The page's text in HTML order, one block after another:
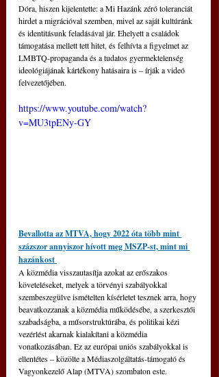
Dóra, hiszen kijelentette: a Mi Hazánk zéró toleranciát
hirdet a migrációval szemben, mivel az saját kultúránk
és identitásunk feladásával jár. Ehelyett a családok
támogatása mellett tett hitet, és felhívta a figyelmet az
LMBTQ-propaganda és a tudatos gyermektelenség
ideológiájának kártékony hatásaira is – írják a videó
felvezetőjében.
https://www.youtube.com/watch?
v=MU3tpENy-GY
Bevallotta az MTVA, hogy 2022 óta több mint
százszor annyiszor hívott meg MSZP-st, mint mi
hazánkost
A közmédia visszautasítja azokat az erőszakos
követeléseket, melyek a törvényi szabályokkal
szembeszegülve ismételten kísérletet tesznek arra, hogy
beavatkozzanak a közmédia működésébe, a szerkesztői
szabadságba, a műsorstruktúrába, és politikai kézi
vezérlést akarnak kialakítani a közmédia
vonatkozásában. Ez az európai uniós szabályokkal is
ellentétes – közölte a Médiaszolgáltatás-támogató és
Vagyonkezelő Alap (MTVA) szombaton este.